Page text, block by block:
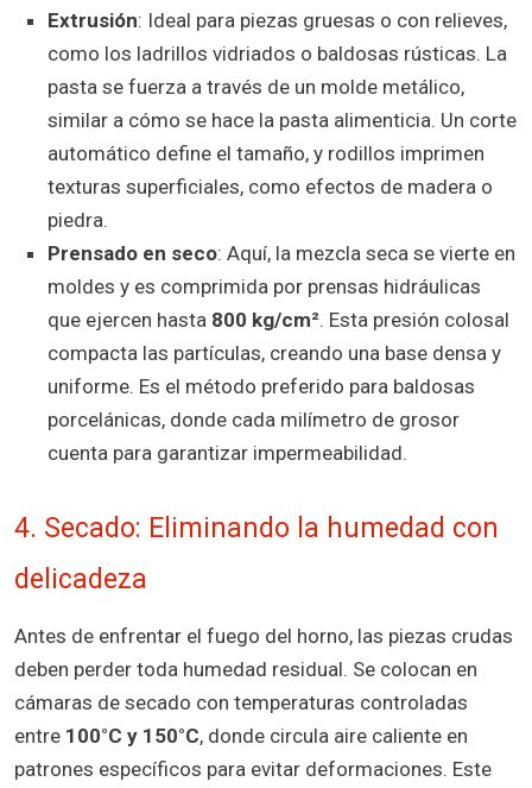
Extrusión: Ideal para piezas gruesas o con relieves,
como los ladrillos vidriados o baldosas rústicas. La
pasta se fuerza a través de un molde metálico,
similar a cómo se hace la pasta alimenticia. Un corte
automático define el tamaño, y rodillos imprimen
texturas superficiales, como efectos de madera o
piedra.
Prensado en seco: Aquí, la mezcla seca se vierte en
moldes y es comprimida por prensas hidráulicas
que ejercen hasta 800 kg/cm². Esta presión colosal
compacta las partículas, creando una base densa y
uniforme. Es el método preferido para baldosas
porcelánicas, donde cada milímetro de grosor
cuenta para garantizar impermeabilidad.
4. Secado: Eliminando la humedad con
delicadeza
Antes de enfrentar el fuego del horno, las piezas crudas
deben perder toda humedad residual. Se colocan en
cámaras de secado con temperaturas controladas
entre 100°C y 150°C, donde circula aire caliente en
patrones específicos para evitar deformaciones. Este